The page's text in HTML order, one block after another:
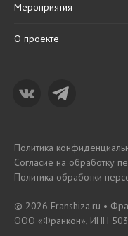
Мероприятия
О проекте
Политика
Согласие на обработку
Политика обработки
© 2026 Franshiza.ru •
ООО «Франкон», ИНН